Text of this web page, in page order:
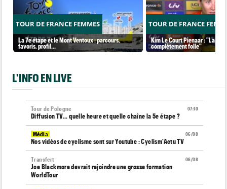
TOUR DE FRANCE FEMMES
La 7e étape et le Mont Ventoux : parcours,
favoris, profil…
TOUR DE FRANCE
Kim Le Court Pienaar : "La
complètement folle"
L'INFO EN LIVE
07:10
Tour de Pologne
Diffusion TV... quelle heure et quelle chaîne la 5e étape ?
06/08
Média
Nos vidéos de cyclisme sont sur Youtube : Cyclism'Actu TV
06/08
Transfert
Joe Blackmore devrait rejoindre une grosse formation
WorldTour